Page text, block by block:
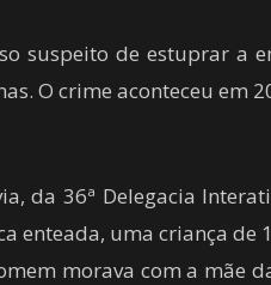
suspeito de estuprar a
O crime aconteceu em
da 36ª Delegacia
enteada, uma criança de
morava com a mãe